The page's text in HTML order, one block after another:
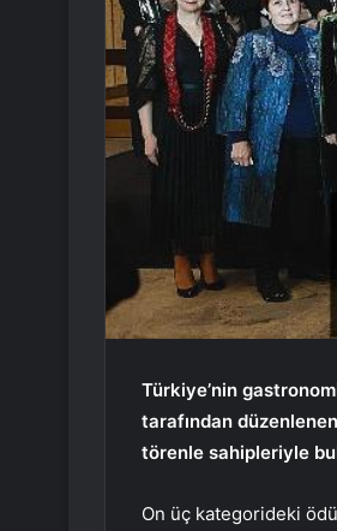
Türkiye’nin
tarafından
törenle sahipleriyle
On üç kategorideki